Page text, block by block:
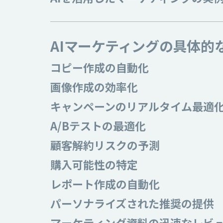
AIマーケティングの具体的
コピー作成の自動化
画像作成の効率化
キャンペーンのリアルタイム最適
A/Bテストの最適化
顧客解約リスクの予測
購入可能性の特定
レポート作成の自動化
パーソナライズされた推奨の提供